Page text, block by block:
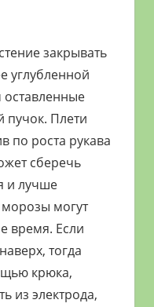
закрывать
углубленной
пучок. Плети
по роста рукава
сберечь
и лучше
морозы могут
время. Если
тогда
крюка,
из электрода,